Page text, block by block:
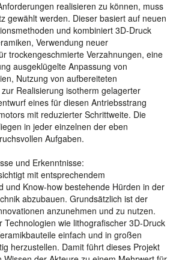
realisieren zu können, muss
gewählt werden. Dieser basiert auf neuen
und kombiniert 3D-Druck
Verwendung neuer
trockengeschmierte Verzahnungen, eine
ausgeklügelte Anpassung von
Nutzung von aufbereiteten
Realisierung isotherm gelagerter
eines für diesen Antriebsstrang
mit reduzierter Schrittweite. Die
in jeder einzelnen der eben
Aufgaben.
und Erkenntnisse:
mit entsprechendem
und Know-how bestehende Hürden in der
abzubauen. Grundsätzlich ist der
anzunehmen und zu nutzen.
Technologien wie lithografischer 3D-Druck
einfach und in großen
herzustellen. Damit führt dieses Projekt